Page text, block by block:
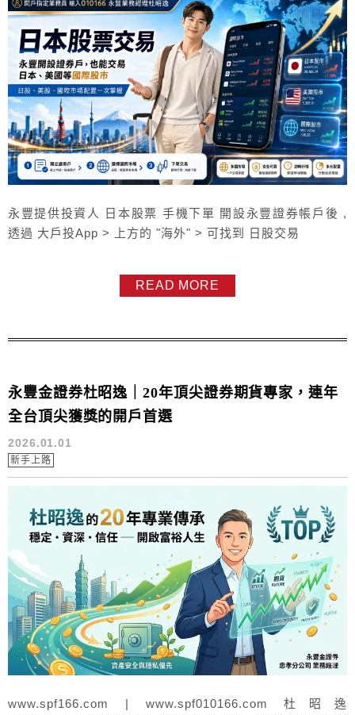
永豐提供投資人 日本股票 手機下單 開設永豐證券帳戶後 ,
透過 大戶投App > 上方的 "海外" > 可找到 日股交易
READ MORE
永豐金證券杜昭逸｜20年頂尖證券期貨專家，連年
全台頂尖獲獎的開戶首選
2026.01.01
新手上路
www.spf166.com | www.spf010166.com 杜昭逸